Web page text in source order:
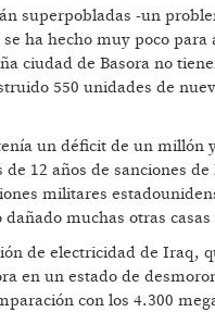
superpobladas -un
ha hecho muy poco
ciudad de Basora no
550 unidades de
un déficit de un millón
12 años de sanciones
militares
muchas otras casas
de electricidad de Iraq,
en un estado de
con los 4.300